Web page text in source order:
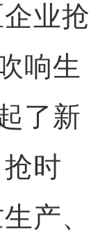
业抢
响生
了新
时
产、